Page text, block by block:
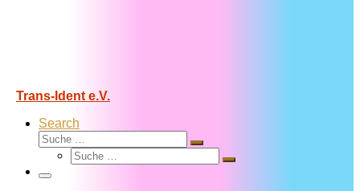
Trans-Ident e.V.
Search
Suche
Suche
Suche
Suche
Menü